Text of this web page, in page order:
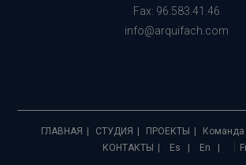
Fax: 96.583.41.46
info@arquifach.com
ГЛАВНАЯ СТУДИЯ ПРОЕКТЫ Команда
КОНТАКТЫ
Es En